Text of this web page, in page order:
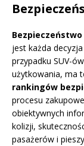
Bezpieczeństwo
jest każda
przypadku SUV-
użytkowania, ma
rankingów
procesu
obiektywnych
kolizji,
pasażerów i